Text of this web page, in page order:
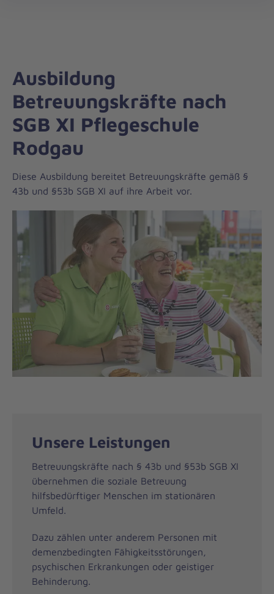
Ausbildung
Betreuungskräfte nach
SGB XI Pflegeschule
Rodgau
Diese Ausbildung bereitet Betreuungskräfte gemäß §
43b und §53b SGB XI auf ihre Arbeit vor.
Unsere Leistungen
Betreuungskräfte nach § 43b und §53b SGB XI
übernehmen die soziale Betreuung
hilfsbedürftiger Menschen im stationären
Umfeld.
Dazu zählen unter anderem Personen mit
demenzbedingten Fähigkeitsstörungen,
psychischen Erkrankungen oder geistiger
Behinderung.